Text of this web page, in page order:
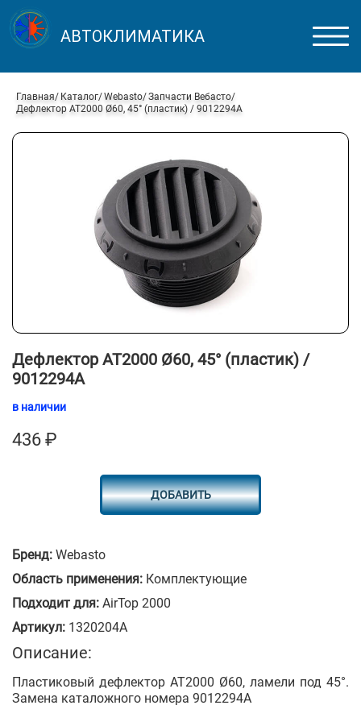
АВТОКЛИМАТИКА
Главная Каталог Webasto Запчасти Вебасто
Дефлектор AT2000 Ø60, 45° (пластик) / 9012294A
Дефлектор AT2000 Ø60, 45° (пластик) /
9012294A
в наличии
436 ₽
ДОБАВИТЬ
Бренд: Webasto
Область применения: Комплектующие
Подходит для: AirTop 2000
Артикул: 1320204A
Описание:
Пластиковый дефлектор AT2000 Ø60, ламели под 45°.
Замена каталожного номера 9012294A